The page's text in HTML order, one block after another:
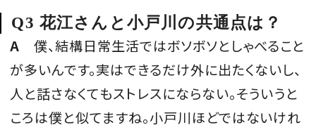
Q3 花江さんと小戸川の共通点は？
A 僕、結構日常生活ではボソボソとしゃべること
が多いんです。実はできるだけ外に出たくないし、
人と話さなくてもストレスにならない。そういうと
ころは僕と似てますね。小戸川ほどではないけれ